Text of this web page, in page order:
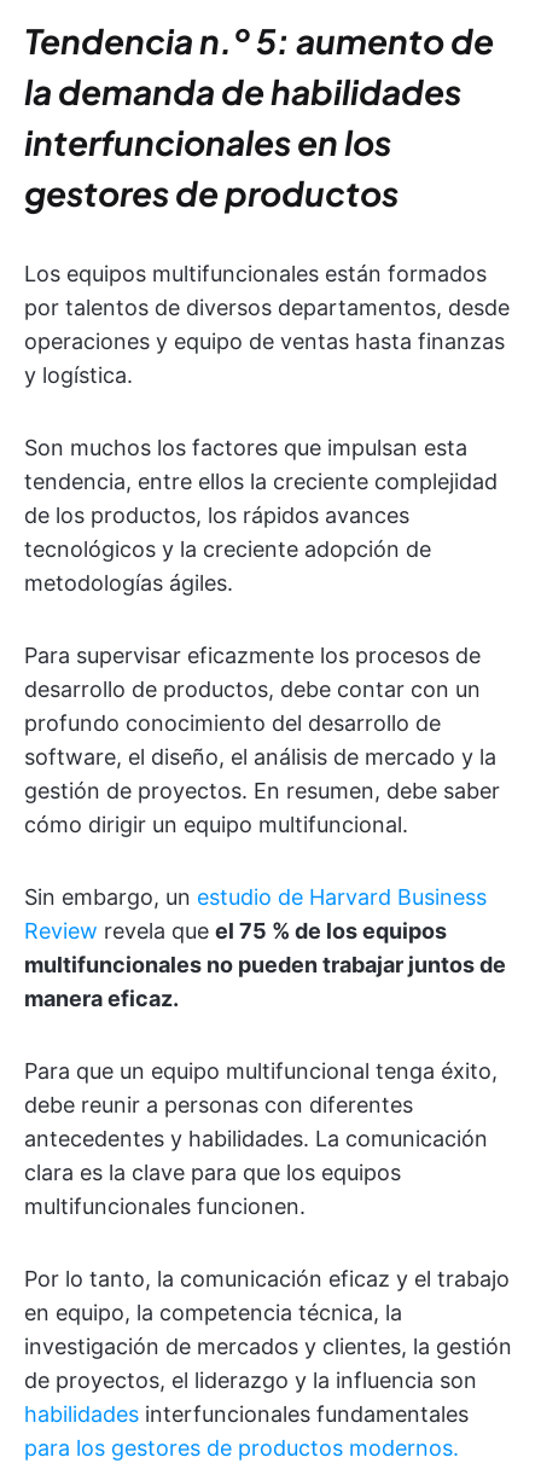
Tendencia n.º 5: aumento de
la demanda de habilidades
interfuncionales en los
gestores de productos
Los equipos multifuncionales están formados
por talentos de diversos departamentos, desde
operaciones y equipo de ventas hasta finanzas
y logística.
Son muchos los factores que impulsan esta
tendencia, entre ellos la creciente complejidad
de los productos, los rápidos avances
tecnológicos y la creciente adopción de
metodologías ágiles.
Para supervisar eficazmente los procesos de
desarrollo de productos, debe contar con un
profundo conocimiento del desarrollo de
software, el diseño, el análisis de mercado y la
gestión de proyectos. En resumen, debe saber
cómo dirigir un equipo multifuncional.
Sin embargo, un estudio de Harvard Business
Review revela que el 75 % de los equipos
multifuncionales no pueden trabajar juntos de
manera eficaz.
Para que un equipo multifuncional tenga éxito,
debe reunir a personas con diferentes
antecedentes y habilidades. La comunicación
clara es la clave para que los equipos
multifuncionales funcionen.
Por lo tanto, la comunicación eficaz y el trabajo
en equipo, la competencia técnica, la
investigación de mercados y clientes, la gestión
de proyectos, el liderazgo y la influencia son
habilidades interfuncionales fundamentales
para los gestores de productos modernos.